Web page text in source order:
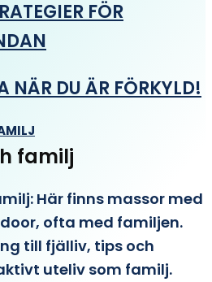
FÖR
NÄR DU ÄR FÖRKYLD!
familj
Här finns massor med
ofta med familjen.
till fjälliv, tips och
uteliv som familj.